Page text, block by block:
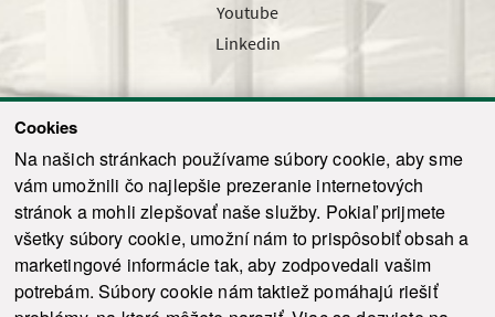
Cookies
Na našich stránkach používame súbory cookie, aby sme
vám umožnili čo najlepšie prezeranie internetových
stránok a mohli zlepšovať naše služby. Pokiaľ prijmete
všetky súbory cookie, umožní nám to prispôsobiť obsah a
marketingové informácie tak, aby zodpovedali vašim
potrebám. Súbory cookie nám taktiež pomáhajú riešiť
Youtube
Linkedin
Odoslať